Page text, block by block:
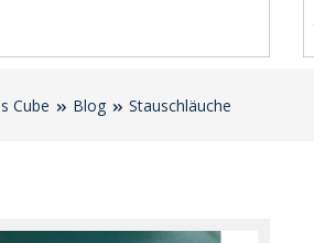
Cube Blog Stauschläuche